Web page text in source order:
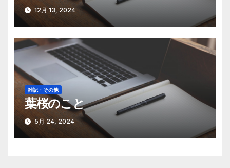
12月 13, 2024
雑記・その他
葉桜のこと
5月 24, 2024